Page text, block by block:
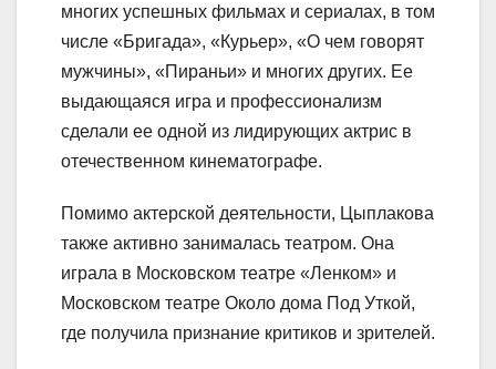
многих успешных фильмах и сериалах, в том
числе «Бригада», «Курьер», «О чем говорят
мужчины», «Пираньи» и многих других. Ее
выдающаяся игра и профессионализм
сделали ее одной из лидирующих актрис в
отечественном кинематографе.
Помимо актерской деятельности, Цыплакова
также активно занималась театром. Она
играла в Московском театре «Ленком» и
Московском театре Около дома Под Уткой,
где получила признание критиков и зрителей.